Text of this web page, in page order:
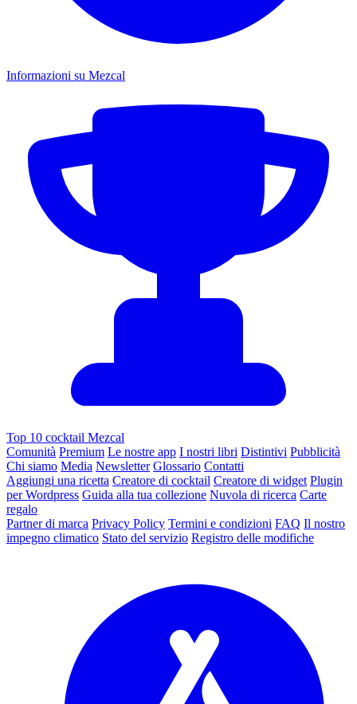
Informazioni su Mezcal
Top 10 cocktail Mezcal
Comunità Premium Le nostre app I nostri libri Distintivi Pubblicità
Chi siamo Media Newsletter Glossario Contatti
Aggiungi una ricetta Creatore di cocktail Creatore di widget Plugin
per Wordpress Guida alla tua collezione Nuvola di ricerca Carte
regalo
Partner di marca Privacy Policy Termini e condizioni FAQ Il nostro
impegno climatico Stato del servizio Registro delle modifiche